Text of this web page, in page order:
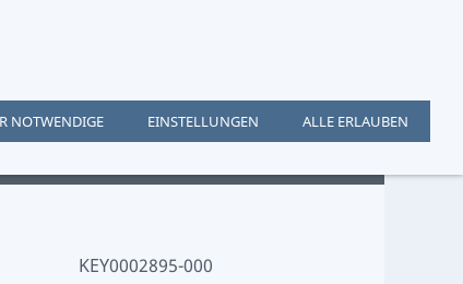
KEY0002895-000
NOTWENDIGE EINSTELLUNGEN ALLE ERLAUBEN